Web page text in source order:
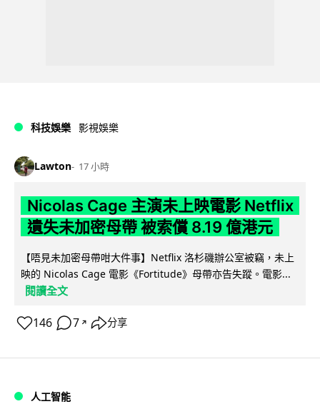
科技娛樂 影視娛樂
Lawton 17 小時
Nicolas Cage 主演未上映電影 Netflix
遺失未加密母帶 被索償 8.19 億港元
【唔見未加密母帶咁大件事】Netflix 洛杉磯辦公室被竊，未上
映的 Nicolas Cage 電影《Fortitude》母帶亦告失蹤。電影...
閱讀全文
146 7 ↗ 分享
人工智能